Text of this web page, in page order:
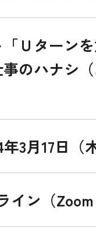
Ｕターン
のハナシ
3月17日（
イン（